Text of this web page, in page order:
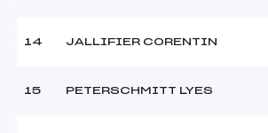
14 JALLIFIER CORENTIN
15 PETERSCHMITT LYES